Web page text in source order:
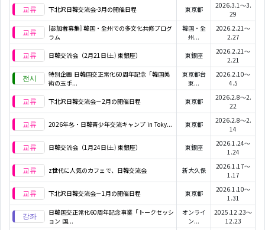
下北沢日韓交流会-3月の開催日程 東京都
2026.3.1～3.
29
[参加者募集] 韓国・全州での多文化共修プログ
ラム
韓国・全
州...
2026.2.21～
2.27
日韓交流会（2月21日(土) 東銀座） 東銀座
2026.2.21～
2.21
特別企画 日韓国交正常化60周年記念「韓国美
術の玉手...
東京都台
東...
2026.2.10～
4.5
下北沢日韓交流会－2月の開催日程 東京都
2026.2.8～2.
22
2026年冬・日韓青少年交流キャンプ in Toky... 東京都
2026.2.8～2.
14
日韓交流会（1月24日(土) 東銀座） 東銀座
2026.1.24～
1.24
z世代に人気のカフェで、日韓交流会 新大久保
2026.1.17～
1.17
下北沢日韓交流会－1月の開催日程 東京都
2026.1.10～
1.31
日韓国交正常化60周年記念事業「トークセッシ
ョン 国...
オンライ
ン...
2025.12.23～
12.23